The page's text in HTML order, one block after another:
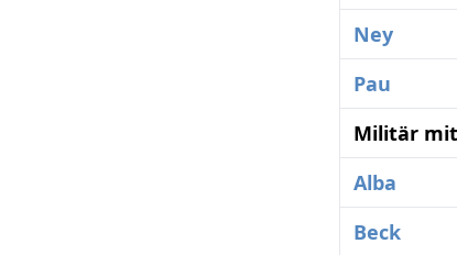
Ney
Pau
Militär
Alba
Beck